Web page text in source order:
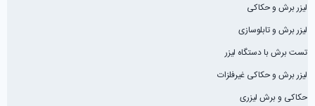
لیزر برش و حکاکی
لیزر برش و تابلوسازی
تست برش با دستگاه لیزر
لیزر برش و حکاکی غیرفلزات
حکاکی و برش لیزری